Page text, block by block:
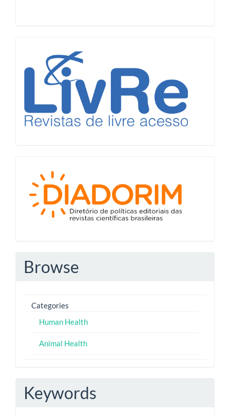
LiVre
Diadorim
Browse
Categories
Human Health
Animal Health
Keywords